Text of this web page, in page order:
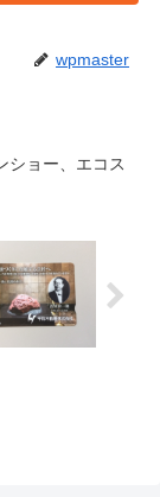
wpmaster
ショー、エコス